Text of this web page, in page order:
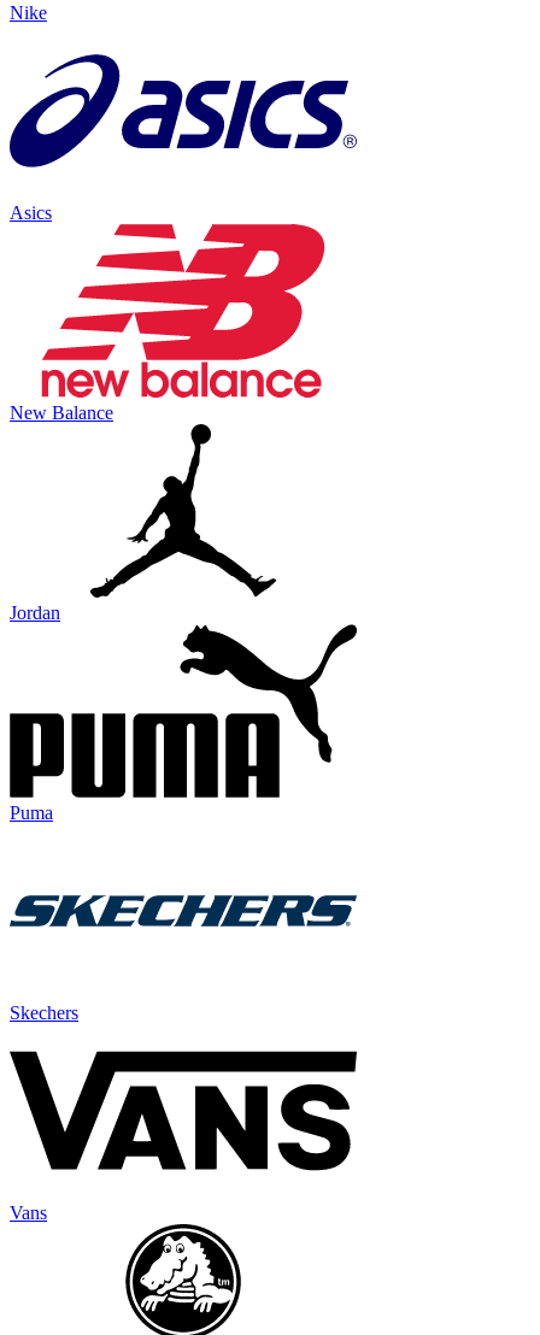
Nike
Asics
New Balance
Jordan
Puma
Skechers
Vans